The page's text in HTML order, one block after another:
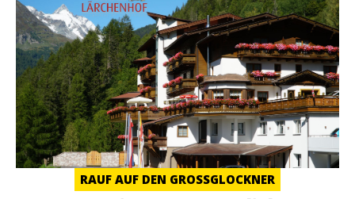
RAUF AUF DEN GROSSGLOCKNER